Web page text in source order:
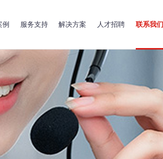
例 服务支持 解决方案 人才招聘 联系我们